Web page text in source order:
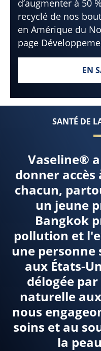
d’augmenter à 50
recyclé de nos
en Amérique du
page
EN
SANTÉ DE
Vaseline®
donner accès
chacun,
un jeune
Bangkok
pollution et
une personne
aux États-
délogée
naturelle
nous
soins et au
la